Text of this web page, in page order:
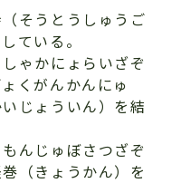
そうとうしゅうご
ている。
ゃかにょらいざぞ
くがんかんにゅ
じょういん）を結
んじゅぼさつざぞ
（きょうかん）を